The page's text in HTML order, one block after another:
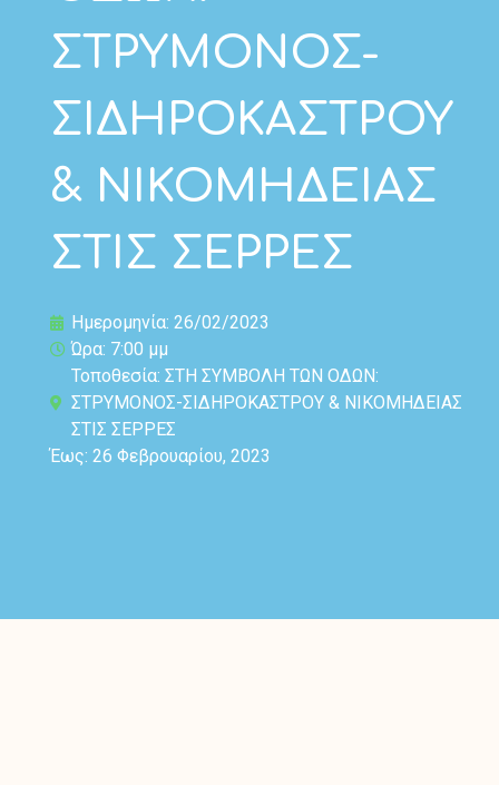
ΣΤΡΥΜΟΝΟΣ-
ΣΙΔΗΡΟΚΑΣΤΡΟΥ
& ΝΙΚΟΜΗΔΕΙΑΣ
ΣΤΙΣ ΣΕΡΡΕΣ
Ημερομηνία: 26/02/2023
Ώρα: 7:00 μμ
Τοποθεσία: ΣΤΗ ΣΥΜΒΟΛΗ ΤΩΝ ΟΔΩΝ:
ΣΤΡΥΜΟΝΟΣ-ΣΙΔΗΡΟΚΑΣΤΡΟΥ & ΝΙΚΟΜΗΔΕΙΑΣ
ΣΤΙΣ ΣΕΡΡΕΣ
Έως: 26 Φεβρουαρίου, 2023